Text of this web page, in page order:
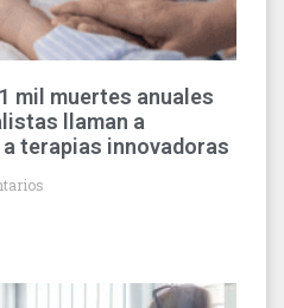
mil muertes anuales
llaman a
terapias innovadoras